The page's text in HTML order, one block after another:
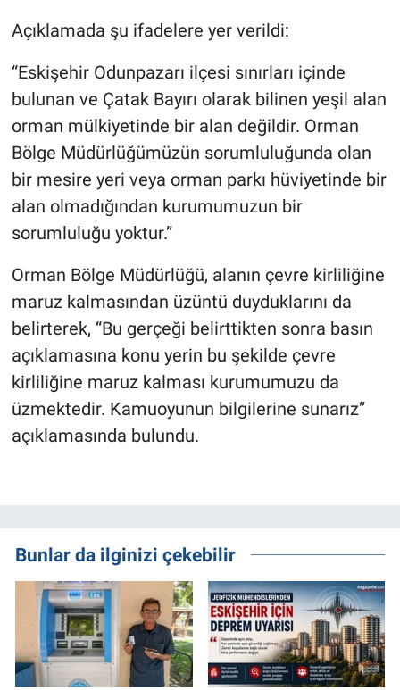
Açıklamada şu ifadelere yer verildi:
“Eskişehir Odunpazarı ilçesi sınırları içinde
bulunan ve Çatak Bayırı olarak bilinen yeşil alan
orman mülkiyetinde bir alan değildir. Orman
Bölge Müdürlüğümüzün sorumluluğunda olan
bir mesire yeri veya orman parkı hüviyetinde bir
alan olmadığından kurumumuzun bir
sorumluluğu yoktur.”
Orman Bölge Müdürlüğü, alanın çevre kirliliğine
maruz kalmasından üzüntü duyduklarını da
belirterek, “Bu gerçeği belirttikten sonra basın
açıklamasına konu yerin bu şekilde çevre
kirliliğine maruz kalması kurumumuzu da
üzmektedir. Kamuoyunun bilgilerine sunarız”
açıklamasında bulundu.
Bunlar da ilginizi çekebilir